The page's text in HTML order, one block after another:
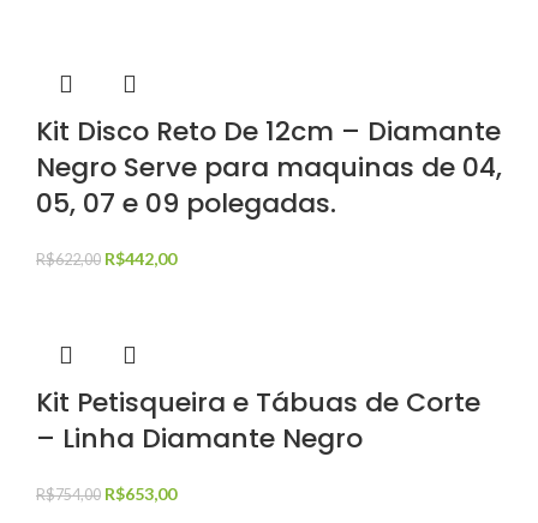
Kit Disco Reto De 12cm – Diamante
Negro Serve para maquinas de 04,
05, 07 e 09 polegadas.
R$622,00 R$442,00
Kit Petisqueira e Tábuas de Corte
– Linha Diamante Negro
R$754,00 R$653,00